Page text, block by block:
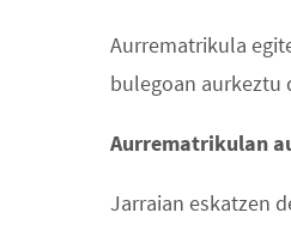
Aurrematrikula
bulegoan aurkeztu
Aurrematrikulan
Jarraian eskatzen